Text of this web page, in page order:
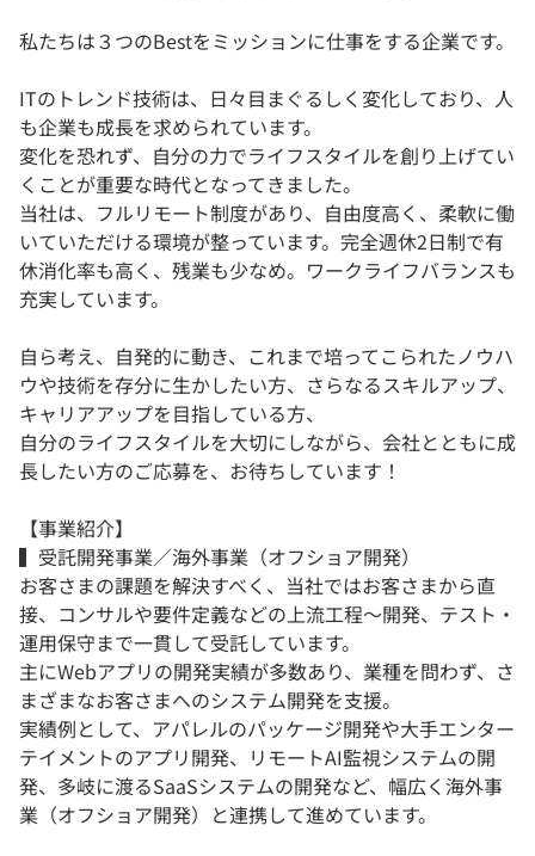
私たちは３つのBestをミッションに仕事をする企業です。
ITのトレンド技術は、日々目まぐるしく変化しており、人
も企業も成長を求められています。
変化を恐れず、自分の力でライフスタイルを創り上げてい
くことが重要な時代となってきました。
当社は、フルリモート制度があり、自由度高く、柔軟に働
いていただける環境が整っています。完全週休2日制で有
休消化率も高く、残業も少なめ。ワークライフバランスも
充実しています。
自ら考え、自発的に動き、これまで培ってこられたノウハ
ウや技術を存分に生かしたい方、さらなるスキルアップ、
キャリアアップを目指している方、
自分のライフスタイルを大切にしながら、会社とともに成
長したい方のご応募を、お待ちしています！
【事業紹介】
▍受託開発事業／海外事業（オフショア開発）
お客さまの課題を解決すべく、当社ではお客さまから直
接、コンサルや要件定義などの上流工程〜開発、テスト・
運用保守まで一貫して受託しています。
主にWebアプリの開発実績が多数あり、業種を問わず、さ
まざまなお客さまへのシステム開発を支援。
実績例として、アパレルのパッケージ開発や大手エンター
テイメントのアプリ開発、リモートAI監視システムの開
発、多岐に渡るSaaSシステムの開発など、幅広く海外事
業（オフショア開発）と連携して進めています。